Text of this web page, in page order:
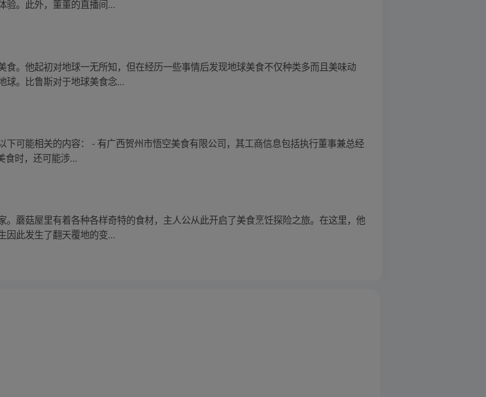
验。此外，董董的直播间...
。他起初对地球一无所知，但在经历一些事情后发现地球美食不仅种类多而且美味动
球。比鲁斯对于地球美食念...
可能相关的内容： - 有广西贺州市悟空美食有限公司，其工商信息包括执行董事兼总经
食时，还可能涉...
蘑菇屋里有着各种各样奇特的食材，主人公从此开启了美食烹饪探险之旅。在这里，他
因此发生了翻天覆地的变...